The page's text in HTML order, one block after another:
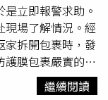
旁邊的照片，結
還在法庭說這不是
應請網路警察來
！為何其他案件
對這二名加害者真
？3、現今社會案
立即報警求助。
現場了解情況。經
家拆開包裹時，發
膜包裹嚴實的金
方初步核對銀板重
斤，但相關資料無
繼續閱讀